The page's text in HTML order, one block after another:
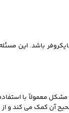
باشد. این
معمولاً با
آن کمک می‌ کند و